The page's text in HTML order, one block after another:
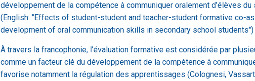
développement de la compétence à communiquer oralement d’élèves du
(English: "Effects of student-student and teacher-student formative co-
development of oral communication skills in secondary school students")
À travers la francophonie, l’évaluation formative est considérée par
comme un facteur clé du développement de la compétence à
favorise notamment la régulation des apprentissages (Colognesi,